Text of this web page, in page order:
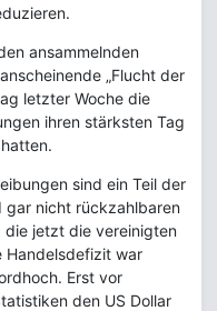
ansammelnden
„Flucht der
letzter Woche die
ihren stärksten Tag
sind ein Teil der
gar nicht rückzahlbaren
die jetzt die vereinigten
Handelsdefizit war
Erst vor
den US Dollar